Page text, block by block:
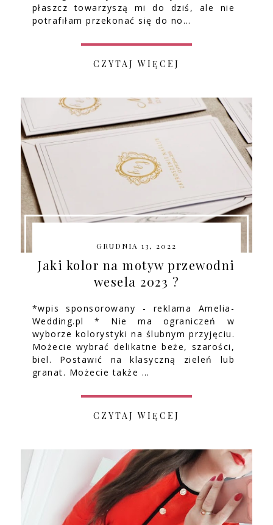
płaszcz towarzyszą mi do dziś, ale nie
potrafiłam przekonać się do no…
CZYTAJ WIĘCEJ
GRUDNIA 13, 2022
Jaki kolor na motyw przewodni
wesela 2023 ?
*wpis sponsorowany - reklama Amelia-
Wedding.pl * Nie ma ograniczeń w
wyborze kolorystyki na ślubnym przyjęciu.
Możecie wybrać delikatne beże, szarości,
biel. Postawić na klasyczną zieleń lub
granat. Możecie także …
CZYTAJ WIĘCEJ